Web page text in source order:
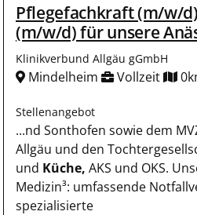
Pflegefachkraft (m/w/
(m/w/d) für unsere
Klinikverbund Allgäu gGmbH
Mindelheim Vollzeit
Stellenangebot
...nd Sonthofen sowie dem
Allgäu und den
und Küche, AKS und OKS.
Medizin³: umfassende
spezialisierte